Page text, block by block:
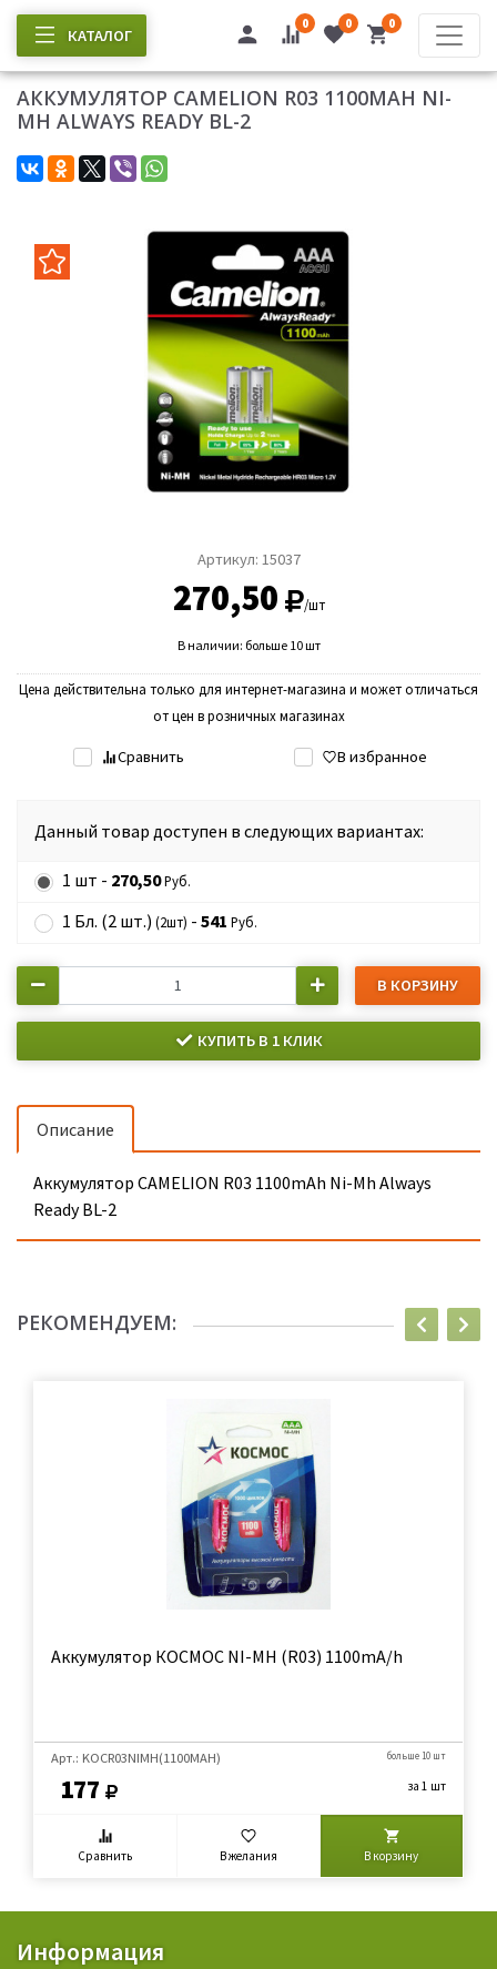
КАТАЛОГ
0 0 0
АККУМУЛЯТОР CAMELION R03 1100MAH NI-
MH ALWAYS READY BL-2
Артикул: 15037
270,50 /шт
В наличии: больше 10 шт
Цена действительна только для интернет-магазина и может отличаться
от цен в розничных магазинах
Сравнить В избранное
Данный товар доступен в следующих вариантах:
1 шт - 270,50Руб.
1 Бл. (2 шт.) (2шт) - 541 Руб.
В КОРЗИНУ
КУПИТЬ В 1 КЛИК
Описание
Аккумулятор CAMELION R03 1100mAh Ni-Mh Always
Ready BL-2
РЕКОМЕНДУЕМ:
Аккумулятор КОСМОС NI-MH (R03) 1100mA/h
Арт.: KOCR03NIMH(1100MAH)
177
больше 10 шт
за 1 шт
Сравнить В желания В корзину
Информация